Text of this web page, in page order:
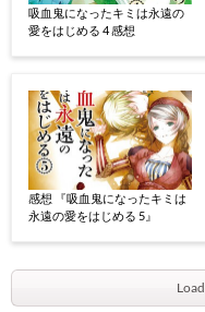
吸血鬼になったキミは永遠の
愛をはじめる 4 感想
感想 『吸血鬼になったキミは
永遠の愛をはじめる 5』